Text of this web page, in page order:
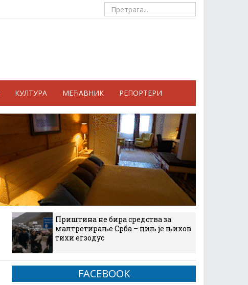
КУЛТУРА МЕЋАВНИК РЕПОРТЕРИ
Приштина не бира средства за
малтретирање Срба – циљ је њихов
тихи егзодус
FACEBOOK